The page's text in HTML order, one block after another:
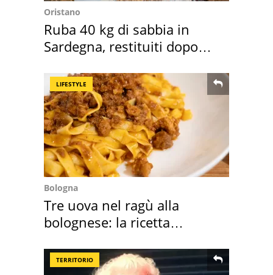
Oristano
Ruba 40 kg di sabbia in
Sardegna, restituiti dopo
LIFESTYLE
Bologna
Tre uova nel ragù alla
bolognese: la ricetta
TERRITORIO